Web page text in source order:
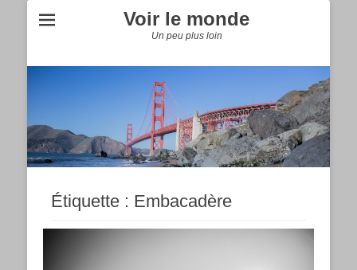
Voir le monde
Un peu plus loin
Étiquette : Embacadère